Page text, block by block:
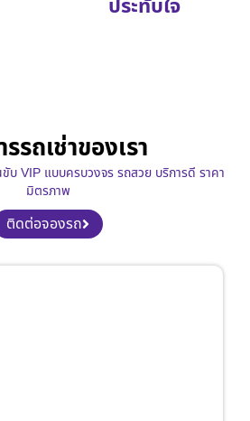
ประทับใจ
รถเช่าของเรา
บ VIP แบบครบวงจร รถสวย บริการดี ราคา
มิตรภาพ
ติดต่อจองรถ